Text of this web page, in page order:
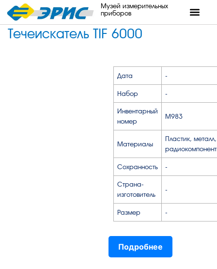
Музей измерительных
приборов
Течеискатель TIF 6000
Дата -
Набор -
Инвентарный
номер
М983
Материалы
Пластик, металл,
Сохранность -
Страна-
изготовитель
-
Размер -
Подробнее